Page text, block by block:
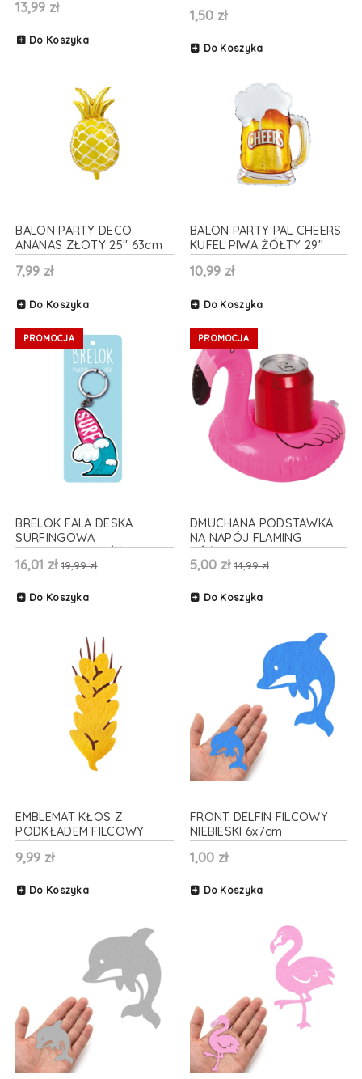
13,99 zł
Do Koszyka
1,50 zł
Do Koszyka
BALON PARTY DECO
ANANAS ZŁOTY 25'' 63cm
7,99 zł
Do Koszyka
BALON PARTY PAL CHEERS
KUFEL PIWA ŻÓŁTY 29"
73cm
10,99 zł
Do Koszyka
BRELOK FALA DESKA
SURFINGOWA
TURKUSOWO-RÓŻOWA
16,01 zł 19,99 zł
Do Koszyka
PROMOCJA
DMUCHANA PODSTAWKA
NA NAPÓJ FLAMING
RÓŻOWA
5,00 zł 14,99 zł
Do Koszyka
PROMOCJA
EMBLEMAT KŁOS Z
PODKŁADEM FILCOWY
ŻÓŁTY 3x9,5cm
9,99 zł
Do Koszyka
FRONT DELFIN FILCOWY
NIEBIESKI 6x7cm
1,00 zł
Do Koszyka